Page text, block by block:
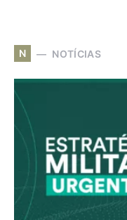
N NOTÍCIAS